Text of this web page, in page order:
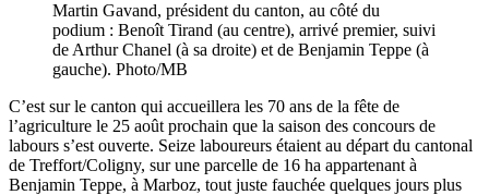
Martin Gavand, président du canton, au côté du
podium : Benoît Tirand (au centre), arrivé premier, suivi
de Arthur Chanel (à sa droite) et de Benjamin Teppe (à
gauche). Photo/MB
C’est sur le canton qui accueillera les 70 ans de la fête de
l’agriculture le 25 août prochain que la saison des concours de
labours s’est ouverte. Seize laboureurs étaient au départ du cantonal
de Treffort/Coligny, sur une parcelle de 16 ha appartenant à
Benjamin Teppe, à Marboz, tout juste fauchée quelques jours plus